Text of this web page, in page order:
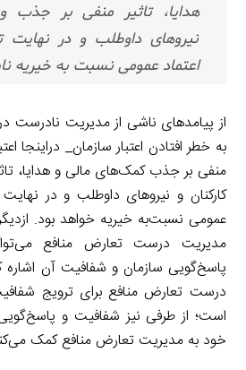
هدایا، تاثیر منفی بر جذب
نیروهای داوطلب و در نهایت
اعتماد عمومی نسبت ‌به خیریه
از پیامدهای ناشی از مدیریت
به خطر افتادن اعتبار سازمان_ دراینجا
منفی بر جذب کمک‌های مالی و هدایا،
کارکنان و نیروهای داوطلب و در نهایت
عمومی نسبت‌به خیریه خواهد بود.
مدیریت درست تعارض منافع
پاسخ‌گویی سازمان و شفافیت آن
درست تعارض منافع برای ترویج
است؛ از طرفی نیز شفافیت و
خود به مدیریت تعارض منافع کمک